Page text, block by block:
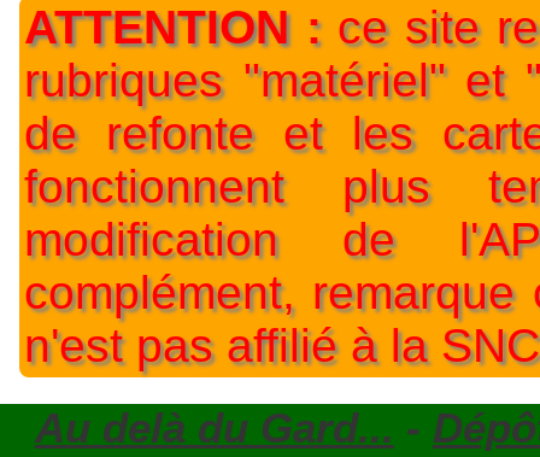
ATTENTION :ce site
rubriques "matériel" et
de refonte et les
fonctionnent plus
modification de
complément,
n'est pas affilié à la
Au delà du Gard... -